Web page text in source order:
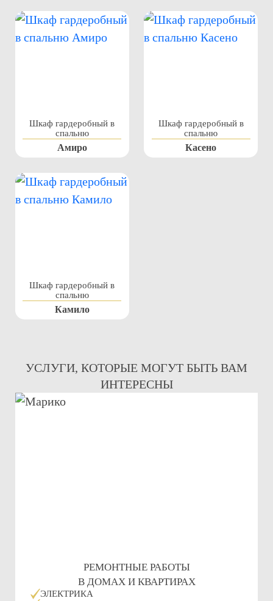
Шкаф гардеробный в
спальню
Амиро
Шкаф гардеробный в
спальню
Касено
Шкаф гардеробный в
спальню
Камило
УСЛУГИ, КОТОРЫЕ МОГУТ БЫТЬ ВАМ
ИНТЕРЕСНЫ
РЕМОНТНЫЕ РАБОТЫ
В ДОМАХ И КВАРТИРАХ
ЭЛЕКТРИКА